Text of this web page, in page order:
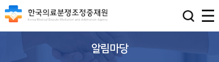
알림마당